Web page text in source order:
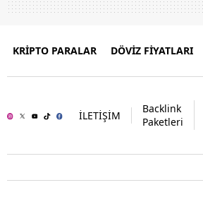
KRİPTO PARALAR DÖVİZ FİYATLARI
İLETİŞİM
Backlink
Paketleri